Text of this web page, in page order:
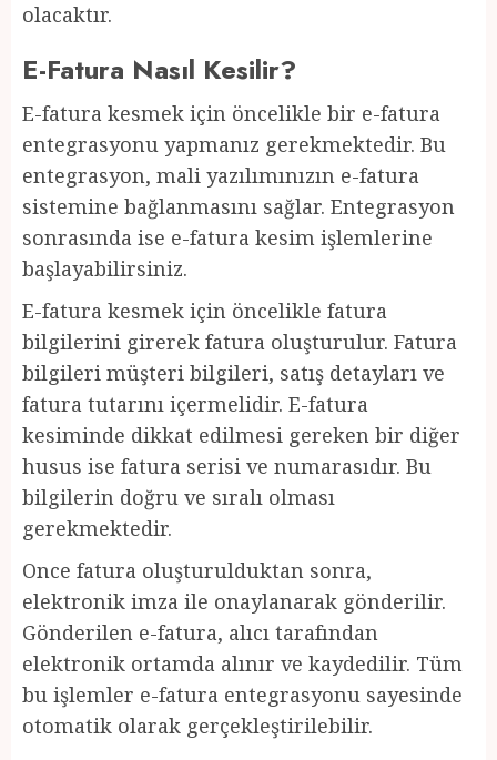
olacaktır.
E-Fatura Nasıl Kesilir?
E-fatura kesmek için öncelikle bir e-fatura
entegrasyonu yapmanız gerekmektedir. Bu
entegrasyon, mali yazılımınızın e-fatura
sistemine bağlanmasını sağlar. Entegrasyon
sonrasında ise e-fatura kesim işlemlerine
başlayabilirsiniz.
E-fatura kesmek için öncelikle fatura
bilgilerini girerek fatura oluşturulur. Fatura
bilgileri müşteri bilgileri, satış detayları ve
fatura tutarını içermelidir. E-fatura
kesiminde dikkat edilmesi gereken bir diğer
husus ise fatura serisi ve numarasıdır. Bu
bilgilerin doğru ve sıralı olması
gerekmektedir.
Once fatura oluşturulduktan sonra,
elektronik imza ile onaylanarak gönderilir.
Gönderilen e-fatura, alıcı tarafından
elektronik ortamda alınır ve kaydedilir. Tüm
bu işlemler e-fatura entegrasyonu sayesinde
otomatik olarak gerçekleştirilebilir.